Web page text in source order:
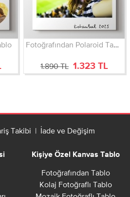
1.890 TL 1.323 TL
Takibi | İade ve Değişim
Kişiye Özel Kanvas Tablo
Fotoğrafından Tablo
Kolaj Fotoğraflı Tablo